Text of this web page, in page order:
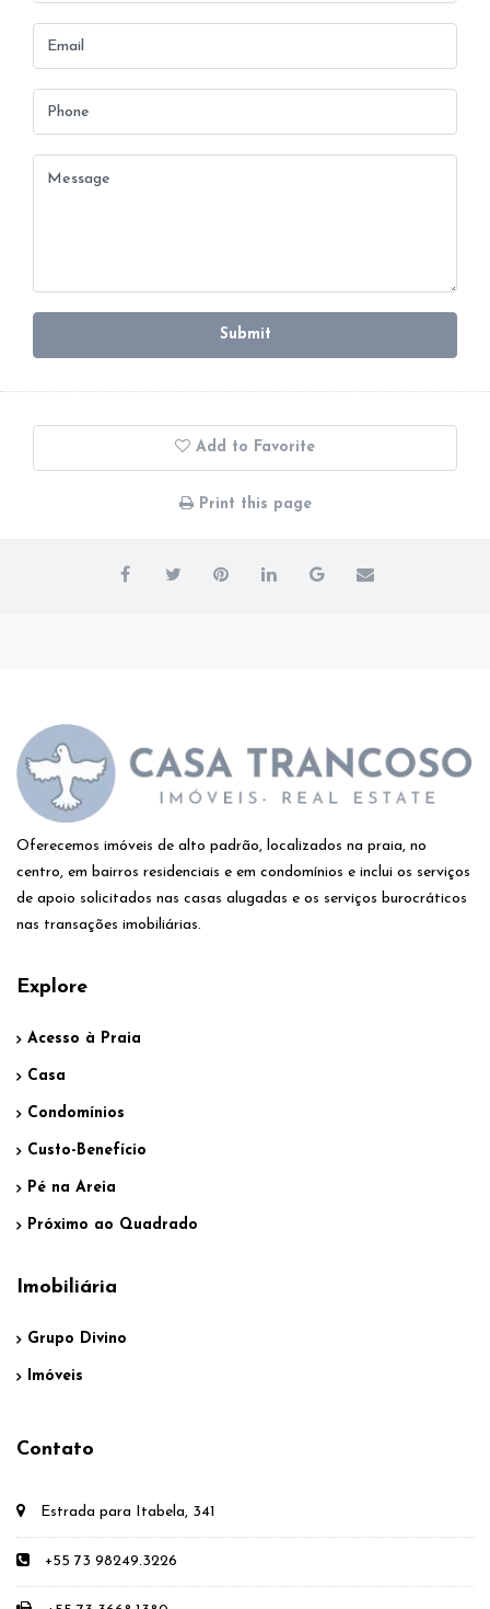
Submit
Add to Favorite
Print this page
Oferecemos imóveis de alto padrão, localizados na praia, no
centro, em bairros residenciais e em condomínios e inclui os serviços
de apoio solicitados nas casas alugadas e os serviços burocráticos
nas transações imobiliárias.
Explore
Acesso à Praia
Casa
Condomínios
Custo-Benefício
Pé na Areia
Próximo ao Quadrado
Imobiliária
Grupo Divino
Imóveis
Contato
Estrada para Itabela, 341
+55 73 98249.3226